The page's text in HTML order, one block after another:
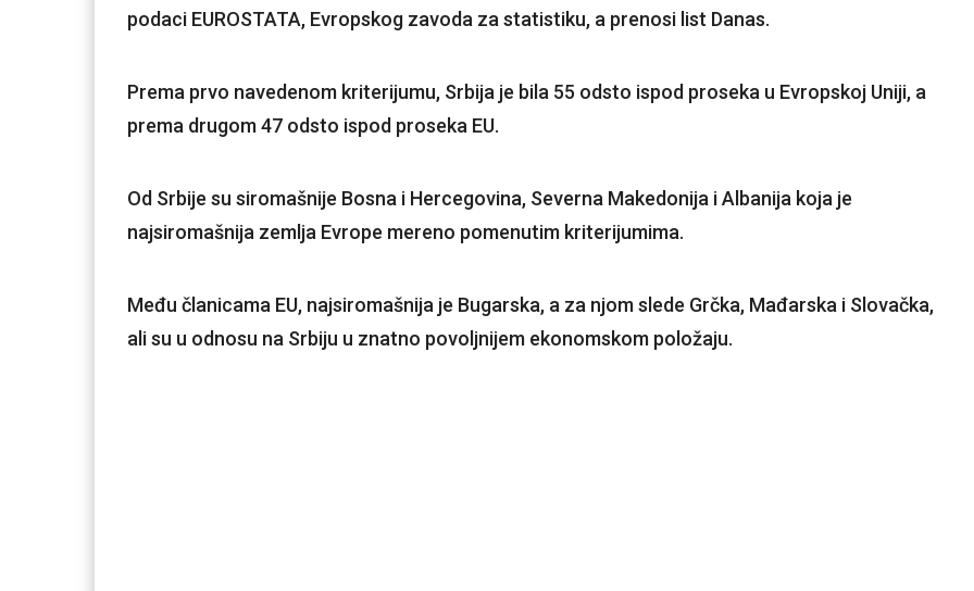
podaci EUROSTATA, Evropskog zavoda za statistiku, a prenosi list Danas.
Prema prvo navedenom kriterijumu, Srbija je bila 55 odsto ispod proseka u Evropskoj Uniji, a
prema drugom 47 odsto ispod proseka EU.
Od Srbije su siromašnije Bosna i Hercegovina, Severna Makedonija i Albanija koja je
najsiromašnija zemlja Evrope mereno pomenutim kriterijumima.
Među članicama EU, najsiromašnija je Bugarska, a za njom slede Grčka, Mađarska i Slovačka,
ali su u odnosu na Srbiju u znatno povoljnijem ekonomskom položaju.